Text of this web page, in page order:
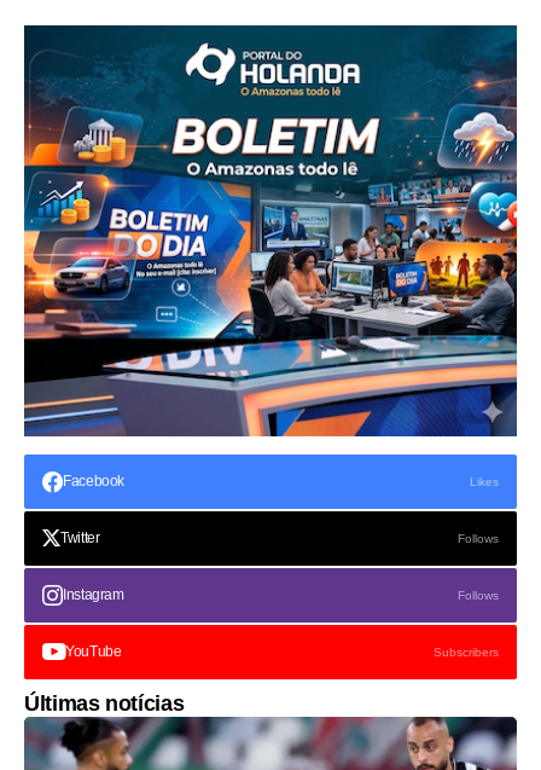
Facebook Likes
Twitter Follows
Instagram Follows
YouTube Subscribers
Últimas notícias